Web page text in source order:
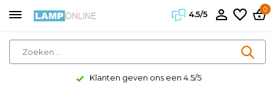
4.5/5
0
Klanten geven ons een 4.5/5